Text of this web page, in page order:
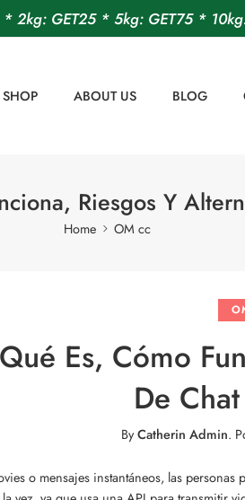
2kg: GET25 * 5kg: GET75 *
SHOP ABOUT US BLOG
Riesgos Y
Home OM cc
Es, Cómo
De
ByCatherin Admin.
o mensajes instantáneos, las